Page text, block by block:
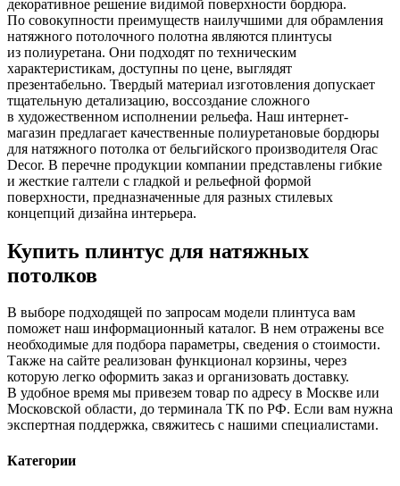
декоративное решение видимой поверхности бордюра.
По совокупности преимуществ наилучшими для обрамления
натяжного потолочного полотна являются плинтусы
из полиуретана. Они подходят по техническим
характеристикам, доступны по цене, выглядят
презентабельно. Твердый материал изготовления допускает
тщательную детализацию, воссоздание сложного
в художественном исполнении рельефа. Наш интернет-
магазин предлагает качественные полиуретановые бордюры
для натяжного потолка от бельгийского производителя Orac
Decor. В перечне продукции компании представлены гибкие
и жесткие галтели с гладкой и рельефной формой
поверхности, предназначенные для разных стилевых
концепций дизайна интерьера.
Купить плинтус для натяжных
потолков
В выборе подходящей по запросам модели плинтуса вам
поможет наш информационный каталог. В нем отражены все
необходимые для подбора параметры, сведения о стоимости.
Также на сайте реализован функционал корзины, через
которую легко оформить заказ и организовать доставку.
В удобное время мы привезем товар по адресу в Москве или
Московской области, до терминала ТК по РФ. Если вам нужна
экспертная поддержка, свяжитесь с нашими специалистами.
Категории